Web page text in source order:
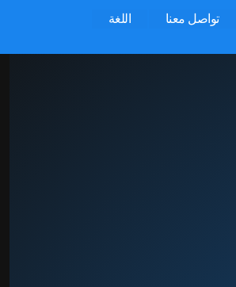
تواصل معنا اللغة